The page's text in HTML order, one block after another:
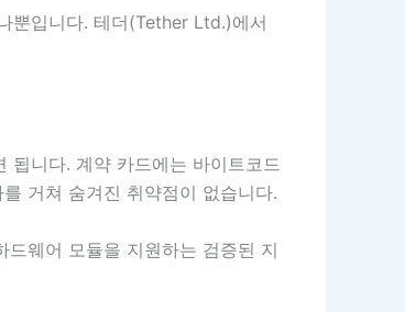
뿐입니다. 테더(Tether Ltd.)에서
됩니다. 계약 카드에는 바이트코드
거쳐 숨겨진 취약점이 없습니다.
웨어 모듈을 지원하는 검증된 지